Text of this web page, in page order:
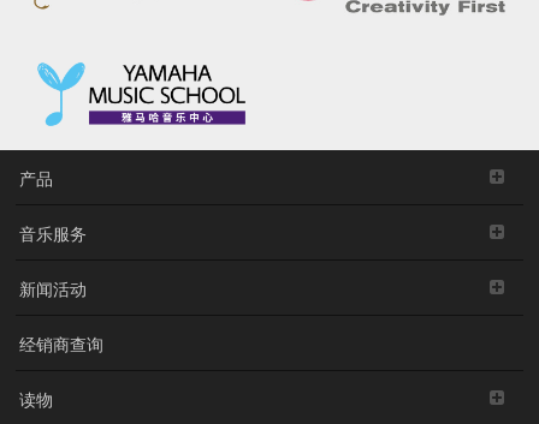
产品
音乐服务
新闻活动
经销商查询
读物